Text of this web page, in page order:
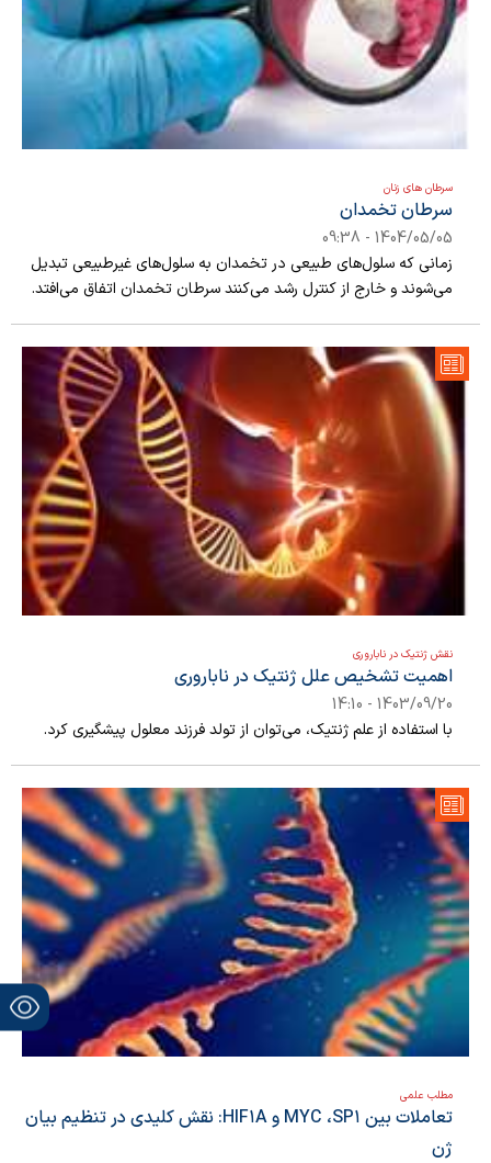
سرطان های زنان
سرطان تخمدان
1404/05/05 - 09:38
زمانی که سلول‌های طبیعی در تخمدان به سلول‌های غیرطبیعی تبدیل
می‌شوند و خارج از کنترل رشد می‌کنند سرطان تخمدان اتفاق می‌افتد.
نقش ژنتیک در ناباروری
اهمیت تشخیص علل ژنتیک در ناباروری
1403/09/20 - 14:10
با استفاده از علم ژنتیک، می‌توان از تولد فرزند معلول پیشگیری کرد.
مطلب علمی
تعاملات بین SP١، MYC و HIF١A: نقش کلیدی در تنظیم بیان
ژن